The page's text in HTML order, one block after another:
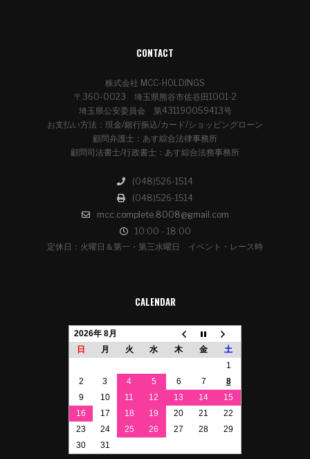
CONTACT
株式会社 MCC-HOLDINGS
〒360-0023 埼玉県熊谷市佐谷田1001-2
埼玉県公安委員会 第431190059413号
お支払い方法：現金/銀行振込/カード/ショッピングローン
顧問弁護士：あす綜合法律事務所
顧問司法書士/行政書士：あす綜合法務事務所
(048)526-1514
(048)526-1514
mcc.complete.8008@gmail.com
10:00 - 18:00
定休日：火曜日＆第一・第三水曜日 イベント・レース時
CALENDAR
2026年 8月
日
月 火 水 木 金
土
1
2
3 4 5 6 7
8
9
10 11 12 13 14
15
16
17 18 19 20 21
22
23
24 25 26 27 28
29
30
31